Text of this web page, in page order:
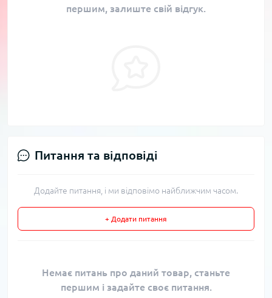
першим, залиште свій відгук.
Питання та відповіді
Додайте питання, і ми відповімо найближчим часом.
+ Додати питання
Немає питань про даний товар, станьте
першим і задайте своє питання.